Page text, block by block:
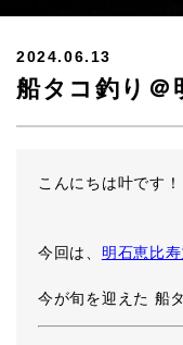
2024.06.13
船タコ釣り＠
こんにちは叶です！
今回は、 明石恵比
今が旬を迎えた 船